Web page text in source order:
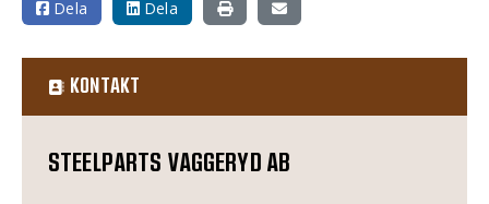
Dela Dela
KONTAKT
STEELPARTS VAGGERYD AB